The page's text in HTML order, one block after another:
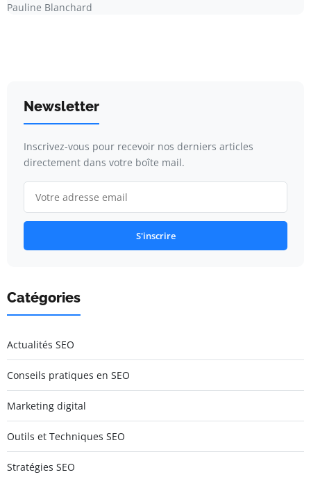
Pauline Blanchard
Newsletter
Inscrivez-vous pour recevoir nos derniers articles
directement dans votre boîte mail.
S'inscrire
Catégories
Actualités SEO
Conseils pratiques en SEO
Marketing digital
Outils et Techniques SEO
Stratégies SEO